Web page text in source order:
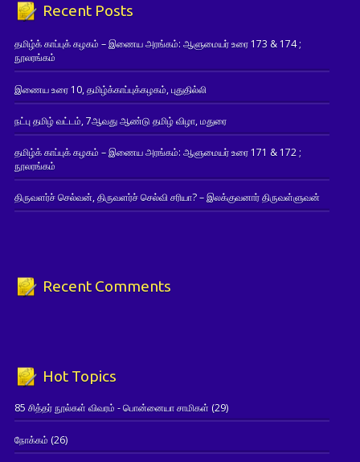
Recent Posts
தமிழ்க் காப்புக் கழகம் – இணைய அரங்கம்: ஆளுமையர் உரை 173 & 174 ;
நூலரங்கம்
இணைய உரை 10, தமிழ்க்காப்புக்கழகம், புதுதில்லி
நட்பு தமிழ் வட்டம், 7ஆவது ஆண்டு தமிழ் விழா, மதுரை
தமிழ்க் காப்புக் கழகம் – இணைய அரங்கம்: ஆளுமையர் உரை 171 & 172 ;
நூலரங்கம்
திருவளர்ச் செல்வன், திருவளர்ச் செல்வி சரியா? – இலக்குவனார் திருவள்ளுவன்
Recent Comments
Hot Topics
85 சித்தர் நூல்கள் விவரம் - பொன்னையா சாமிகள் (29)
நோக்கம் (26)